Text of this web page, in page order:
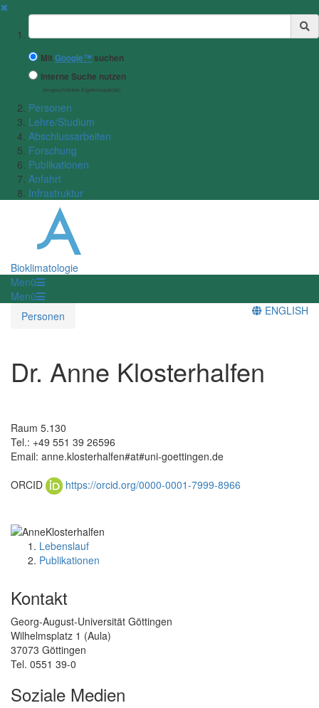
✖
Suchbegriff
MitGoogle™ suchen
Interne Suche nutzen
(eingeschränkte Ergebnisqualität)
Personen
Lehre/Studium
Abschlussarbeiten
Forschung
Publikationen
Anfahrt
Infrastruktur
Bioklimatologie
Menü
Menü
Personen
ENGLISH
Dr. Anne Klosterhalfen
Raum 5.130
Tel.: +49 551 39 26596
Email: anne.klosterhalfen#at#uni-goettingen.de
ORCID
https://orcid.org/0000-0001-7999-8966
Lebenslauf
Publikationen
Kontakt
Georg-August-Universität Göttingen
Wilhelmsplatz 1 (Aula)
37073 Göttingen
Tel. 0551 39-0
Soziale Medien